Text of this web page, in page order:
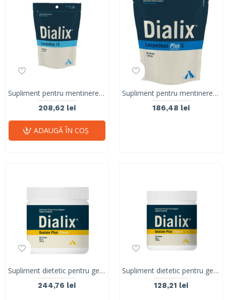
Supliment pentru mentinerea nivelurilor optime de fosfor si a funcției renale, DIALIX Lespedeza 15, VetNova, 60 comprimate
208,62 lei
ADAUGĂ ÎN COŞ
Supliment pentru mentinerea nivelurilor optime de fosfor si a functiei renale DIALIX Lespedeza Plus 5, Vetnova, 60 comprimate
186,48 lei
Supliment dietetic pentru gestionarea urolitilor de oxalat, cistina si urati, Dialix Oxalate Plus, Vetnova, 90 Chews
244,76 lei
Supliment dietetic pentru gestionarea urolitilor de oxalat, cistina si urati, Dialix Oxalate Plus, Vetnova, 30 chews
128,21 lei